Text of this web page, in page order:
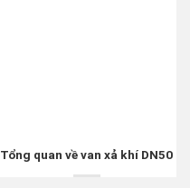
Tổng quan về van xả khí DN50